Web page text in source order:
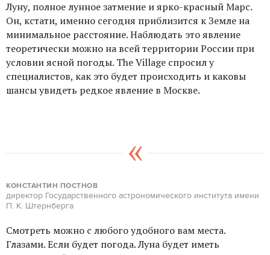
Луну, полное лунное затмение и ярко-красный Марс.
Он, кстати, именно сегодня приблизится к Земле на
минимальное расстояние. Наблюдать это явление
теоретически можно на всей территории России при
условии ясной погоды. The Village спросил у
специалистов, как это будет происходить и каковы
шансы увидеть редкое явление в Москве.
КОНСТАНТИН ПОСТНОВ
директор Государственного астрономического института имени
П. К. Штернберга
Смотреть можно с любого удобного вам места.
Глазами. Если будет погода. Луна будет иметь